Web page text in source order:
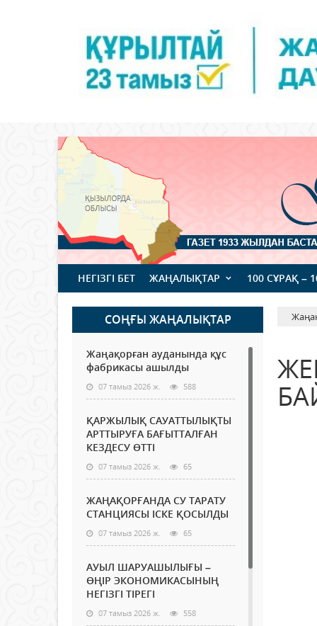
НЕГІЗГІ БЕТ ЖАҢАЛЫҚТАР 100 СҰРАҚ –
СОҢҒЫ ЖАҢАЛЫҚТАР
Жаңақорған ауданында құс
фабрикасы ашылды
07 тамыз 2026 ж. 588
ҚАРЖЫЛЫҚ САУАТТЫЛЫҚТЫ
АРТТЫРУҒА БАҒЫТТАЛҒАН
КЕЗДЕСУ ӨТТІ
07 тамыз 2026 ж. 65
ЖАҢАҚОРҒАНДА СУ ТАРАТУ
СТАНЦИЯСЫ ІСКЕ ҚОСЫЛДЫ
07 тамыз 2026 ж. 65
АУЫЛ ШАРУАШЫЛЫҒЫ –
ӨҢІР ЭКОНОМИКАСЫНЫҢ
НЕГІЗГІ ТІРЕГІ
07 тамыз 2026 ж. 558